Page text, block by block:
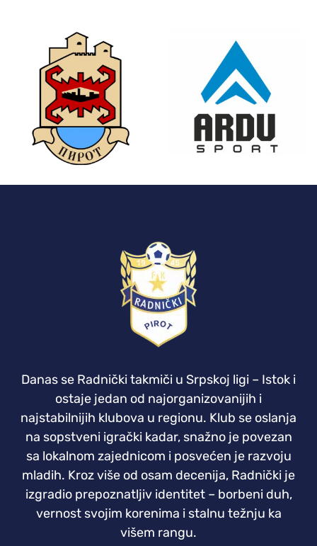
Danas se Radnički takmiči u Srpskoj ligi – Istok i
ostaje jedan od najorganizovanijih i
najstabilnijih klubova u regionu. Klub se oslanja
na sopstveni igrački kadar, snažno je povezan
sa lokalnom zajednicom i posvećen je razvoju
mladih. Kroz više od osam decenija, Radnički je
izgradio prepoznatljiv identitet – borbeni duh,
vernost svojim korenima i stalnu težnju ka
višem rangu.